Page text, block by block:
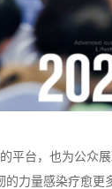
平台，也为公众
力量感染疗愈更